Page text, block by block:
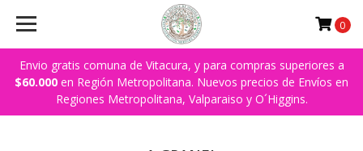
Envio gratis comuna de Vitacura, y para compras superiores a
$60.000 en Región Metropolitana. Nuevos precios de Envíos en
Regiones Metropolitana, Valparaiso y O´Higgins.
0